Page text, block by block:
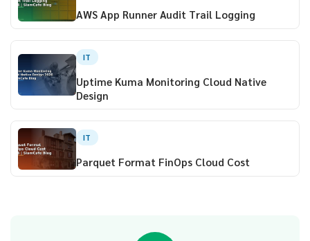
AWS App Runner Audit Trail Logging
IT
Uptime Kuma Monitoring Cloud Native
Design
IT
Parquet Format FinOps Cloud Cost